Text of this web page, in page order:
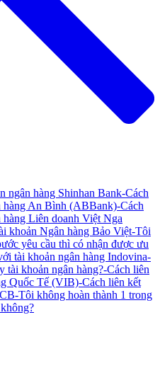
ngân hàng Shinhan Bank-Cách
hàng An Bình (ABBank)-Cách
Liên doanh Việt Nga
khoản Ngân hàng Bảo Việt-Tôi
yêu cầu thì có nhận được ưu
tài khoản ngân hàng Indovina-
tài khoản ngân hàng?-Cách liên
Quốc Tế (VIB)-Cách liên kết
-Tôi không hoàn thành 1 trong